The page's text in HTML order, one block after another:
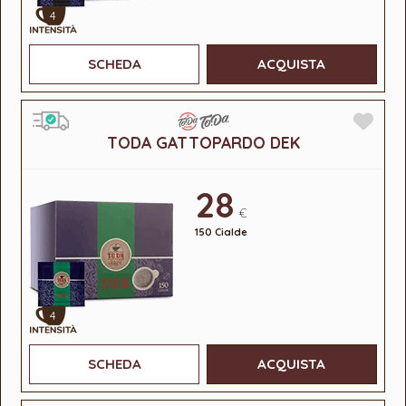
4
SCHEDA ACQUISTA
TODA GATTOPARDO DEK
4
28 €
150 Cialde
SCHEDA ACQUISTA